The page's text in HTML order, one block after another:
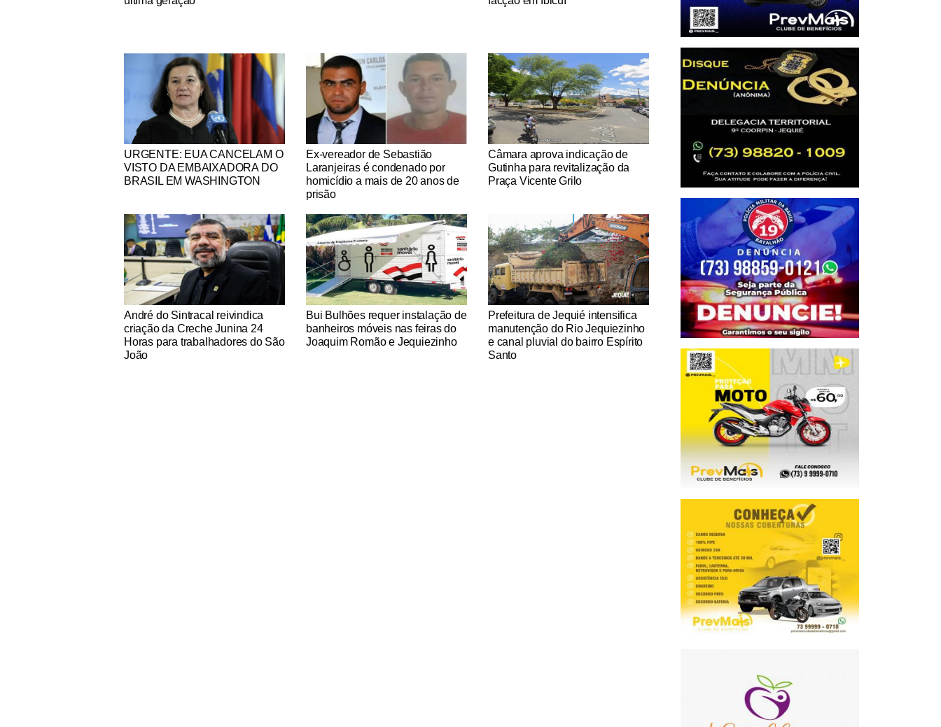
Notícias Católicas
URGENTE: EUA CANCELAM O
VISTO DA EMBAIXADORA DO
BRASIL EM WASHINGTON
Notícias Católicas
Ex-vereador de Sebastião
Laranjeiras é condenado por
homicídio a mais de 20 anos de
prisão
Notícias Católicas
Câmara aprova indicação de
Gutinha para revitalização da
Praça Vicente Grilo
Notícias Católicas
André do Sintracal reivindica
criação da Creche Junina 24
Horas para trabalhadores do São
João
Notícias Católicas
Bui Bulhões requer instalação de
banheiros móveis nas feiras do
Joaquim Romão e Jequiezinho
Notícias Católicas
Prefeitura de Jequié intensifica
manutenção do Rio Jequiezinho
e canal pluvial do bairro Espírito
Santo